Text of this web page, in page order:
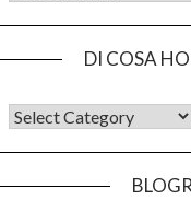
DI COSA
DI COSA HO SCRITTO